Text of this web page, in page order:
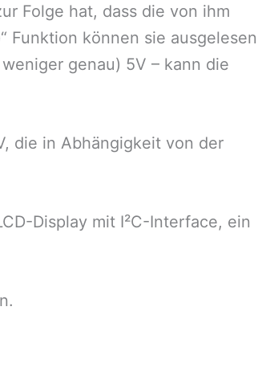
Folge hat, dass die von ihm
Funktion können sie ausgelesen
genau) 5V – kann die
die in Abhängigkeit von der
Display mit I²C-Interface, ein